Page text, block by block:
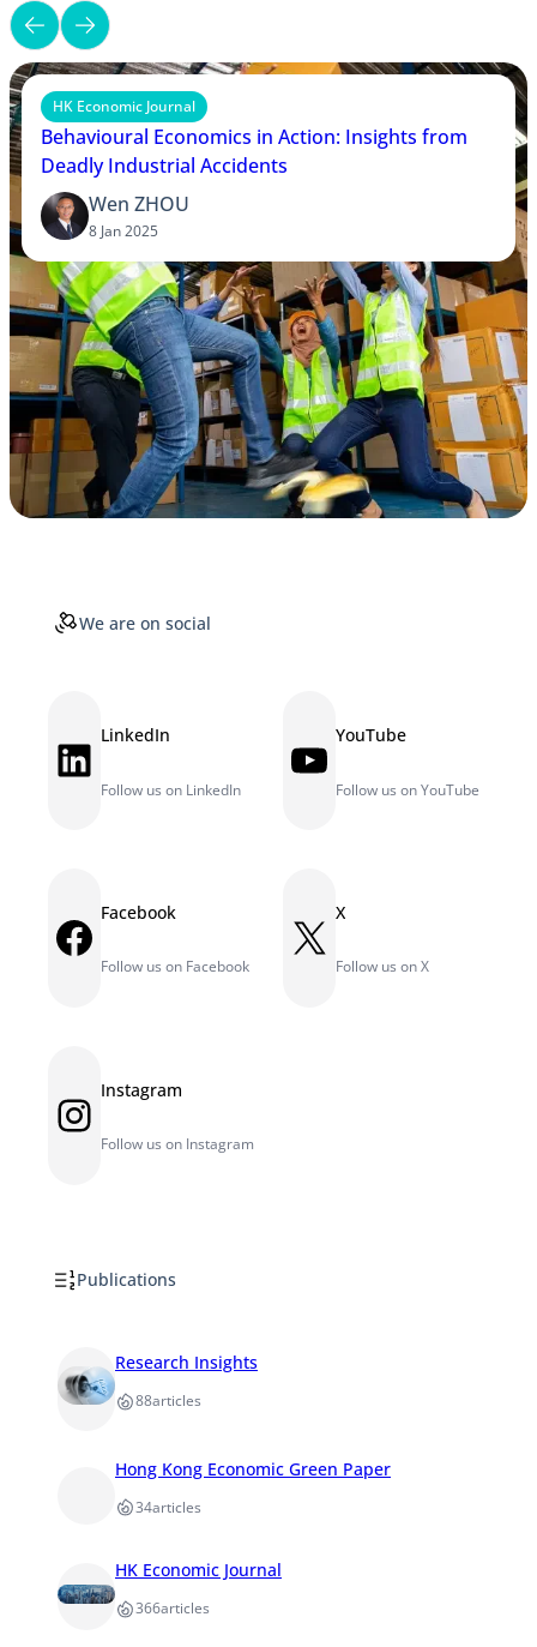
HK Economic Journal
Behavioural Economics in Action: Insights from
Deadly Industrial Accidents
Wen ZHOU
8 Jan 2025
We are on social
LinkedIn LinkedIn
Follow us on LinkedIn
YouTube YouTube
Follow us on YouTube
Facebook Facebook
Follow us on Facebook
X X
Follow us on X
Instagram Instagram
Follow us on Instagram
Publications
Research Insights
88articles
Hong Kong Economic Green Paper
34articles
HK Economic Journal
366articles